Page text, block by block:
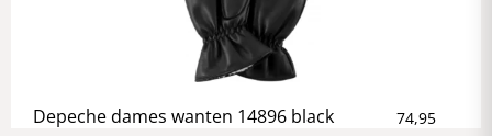
Depeche dames wanten 14896 black 74,95